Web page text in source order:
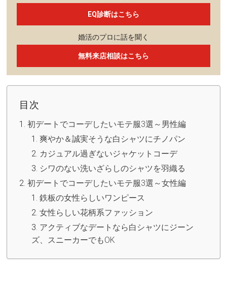
EQ診断はこちら
婚活のプロに話を聞く
無料来店相談はこちら
目次
初デートでコーデしたいモテ服3選～男性編
爽やか＆誠実そうな白シャツにチノパン
カジュアル過ぎないジャケットコーデ
シワのない洗いざらしのシャツを羽織る
初デートでコーデしたいモテ服3選～女性編
鉄板の女性らしいワンピース
女性らしい花柄系ファッション
アクティブなデートなら白シャツにジーン
ズ、スニーカーでもOK